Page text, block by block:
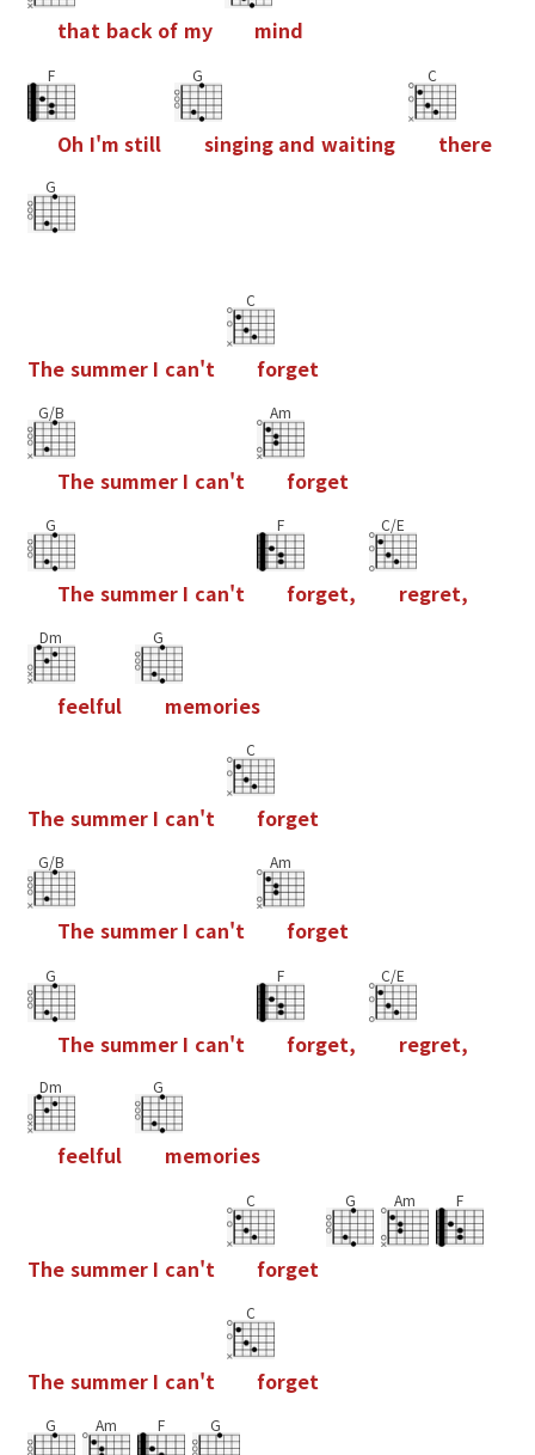
that back of my mind
F
Oh I'm still
G
singing and waiting
C
there
G
The summer I can't
C
forget
G/B
The summer I can't
Am
forget
G
The summer I can't
F
forget,
C/E
regret,
Dm
feelful
G
memories
The summer I can't
C
forget
G/B
The summer I can't
Am
forget
G
The summer I can't
F
forget,
C/E
regret,
Dm
feelful
G
memories
The summer I can't
C
forget
G Am F
The summer I can't
C
forget
G Am F G